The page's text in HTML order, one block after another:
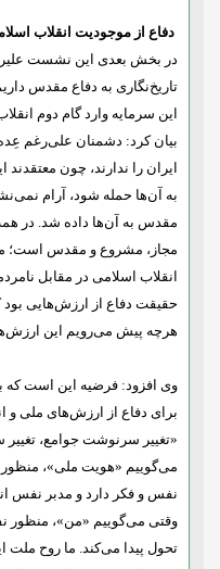
دفاع از موجودیت انقلاب
در بخش بعدی این نشست
تاریخ‌نگاری به دفاع مقدس
این سرمایه وارد گام دوم
بیان کرد: دشمنان علی‌رغم
ایران را ندارند، چون معتقدند
به آن‌ها حمله شود، آرام
مقدس به آن‌ها داده شد. در
مجاز، مشروع و مقدس است؛
انقلاب اسلامی در مقابل
حقیقت دفاع از ارزش‌هایی
هرچه پیش می‌رویم این
وی افزود: فرضیه این است
برای دفاع از ارزش‌های ملی و
«تغییر سرنوشت جوامع، تغییر
می‌گوییم «هویت ملی»،
نفس و فکر دارد و مدبر نفس
وقتی می‌گوییم «من»، منظور
تحول پیدا می‌کند. ما روح ملت